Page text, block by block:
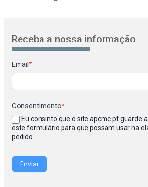
Receba a nossa informação
Newsletter
Email*
Consentimento*
Eu consinto que o site apcmc.pt guarde
este formulário para que possam usar na
pedido.
Enviar